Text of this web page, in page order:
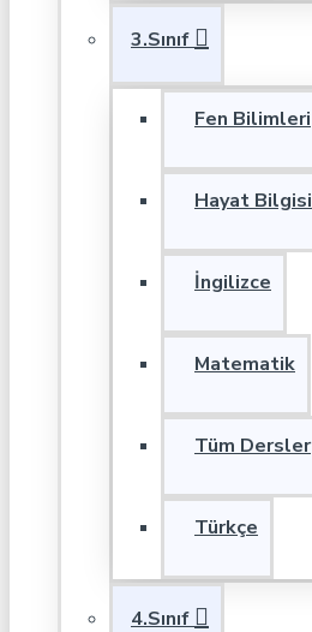
3.Sınıf
Fen Bilimleri
Hayat Bilgisi
İngilizce
Matematik
Tüm Dersler
Türkçe
4.Sınıf